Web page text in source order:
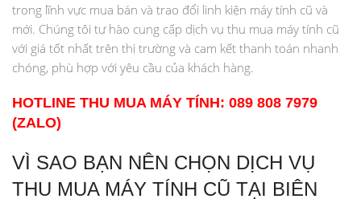
trong lĩnh vực mua bán và trao đổi linh kiện máy tính cũ và
mới. Chúng tôi tự hào cung cấp dịch vụ thu mua máy tính cũ
với giá tốt nhất trên thị trường và cam kết thanh toán nhanh
chóng, phù hợp với yêu cầu của khách hàng.
HOTLINE THU MUA MÁY TÍNH: 089 808 7979
(ZALO)
VÌ SAO BẠN NÊN CHỌN DỊCH VỤ
THU MUA MÁY TÍNH CŨ TẠI BIÊN